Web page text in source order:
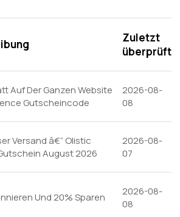
Zuletzt
überprüft
Auf Der Ganzen Website
Gutscheincode
2026-08-
08
Versand â€“ Olistic
August 2026
2026-08-
07
Und 20% Sparen
2026-08-
08